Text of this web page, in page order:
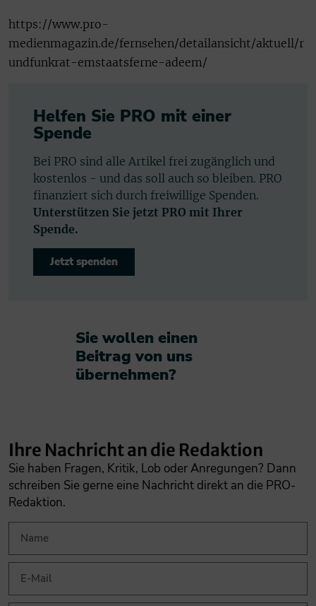
https://www.pro-
medienmagazin.de/fernsehen/detailansicht/aktuell/r
undfunkrat-emstaatsferne-adeem/
Helfen Sie PRO mit einer
Spende
Bei PRO sind alle Artikel frei zugänglich und
kostenlos - und das soll auch so bleiben. PRO
finanziert sich durch freiwillige Spenden.
Unterstützen Sie jetzt PRO mit Ihrer
Spende.
Jetzt spenden
Sie wollen einen
Beitrag von uns
übernehmen?​
Ihre Nachricht an die Redaktion
Sie haben Fragen, Kritik, Lob oder Anregungen? Dann
schreiben Sie gerne eine Nachricht direkt an die PRO-
Redaktion.